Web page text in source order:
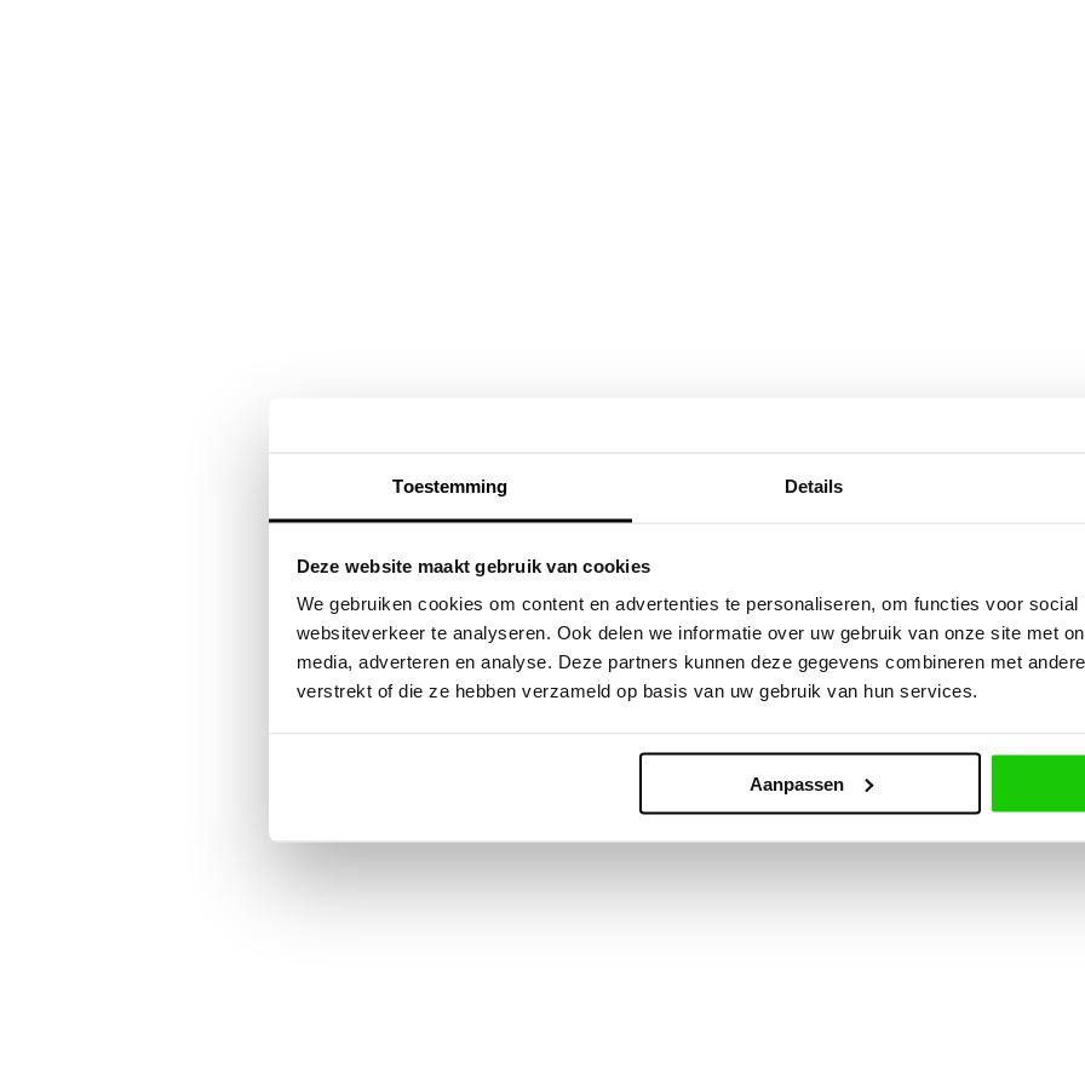
Toestemming Details
Deze website maakt gebruik van cookies
We gebruiken cookies om content en advertenties te personaliseren, om functies voor
websiteverkeer te analyseren. Ook delen we informatie over uw gebruik van onze site met
media, adverteren en analyse. Deze partners kunnen deze gegevens combineren met
verstrekt of die ze hebben verzameld op basis van uw gebruik van hun services.
Aanpassen